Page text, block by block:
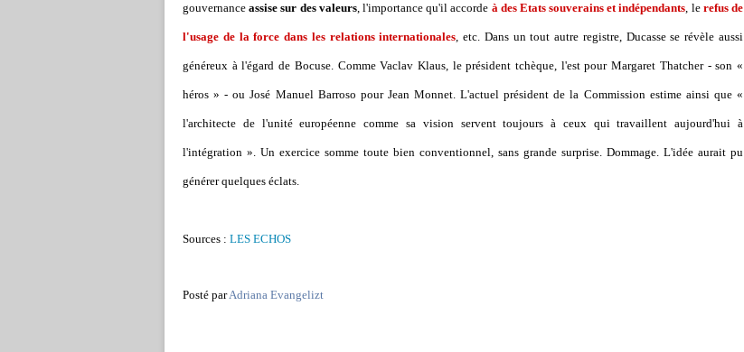
gouvernanceassise sur des valeurs, l'importance qu'il accorde à des Etats souverains et indépendants, le refus de
l'usage de la force dans les relations internationales, etc. Dans un tout autre registre, Ducasse se révèle aussi
généreux à l'égard de Bocuse. Comme Vaclav Klaus, le président tchèque, l'est pour Margaret Thatcher - son «
héros » - ou José Manuel Barroso pour Jean Monnet. L'actuel président de la Commission estime ainsi que «
l'architecte de l'unité européenne comme sa vision servent toujours à ceux qui travaillent aujourd'hui à
l'intégration ». Un exercice somme toute bien conventionnel, sans grande surprise. Dommage. L'idée aurait pu
générer quelques éclats.
Sources : LES ECHOS
Posté parAdriana Evangelizt